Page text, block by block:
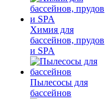
Химия для
бассейнов, прудов
и SPA
Пылесосы для
бассейнов